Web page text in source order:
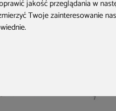
jakość przeglądania w
Twoje zainteresowanie
.